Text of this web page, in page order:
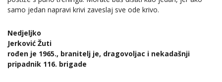
samo jedan napravi krivi zaveslaj sve ode krivo.
Nedjeljko
Jerković Žuti
rođen je 1965., branitelj je, dragovoljac i nekadašnji
pripadnik 116. brigade